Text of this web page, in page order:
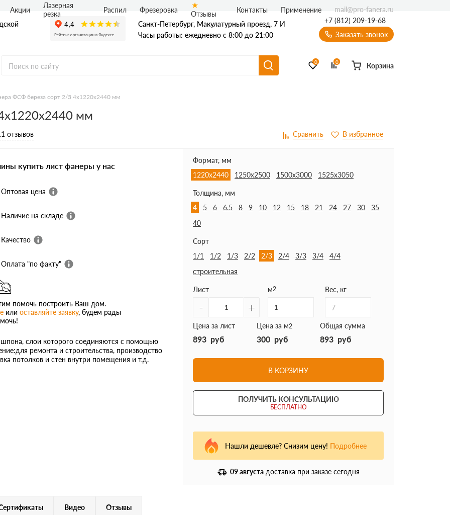
Санкт-Петербург, Макулатурный проезд, 7 И
Часы работы: ежедневно с 8:00 до 21:00
+7 (812) 209-19-68
Заказать звонок
фанера
фанера
0 0 Корзина
Акции
Лазерная
резка
Распил Фрезеровка Отзывы Контакты Применение mail@pro-fanera.ru
ФСФ береза сорт 2/3 4х1220х2440 мм
мм
отзывов
купить лист фанеры у нас
Оптовая цена
Наличие на складе
Качество
Оплата "по факту"
помочь построить Ваш дом.
или оставляйте заявку, будем рады
слои которого соединяются с помощью
ремонта и строительства, производство
потолков и стен внутри помещения и т.д.
Формат, мм
1220х2440
1250х2500 1500х3000 1525х3050
Толщина, мм
4
5 6 6.5 8 9 10 12 15 18 21 24 27 30
35
40
Сорт
1/1
1/2 1/3 2/2 2/3 2/4 3/3 3/4
4/4
строительная
Лист
- +
м2 Вес, кг
7
Цена за лист
893 руб
Цена за м2
300 руб
Общая сумма
893 руб
В КОРЗИНУ
ПОЛУЧИТЬ КОНСУЛЬТАЦИЮ
БЕСПЛАТНО
Нашли дешевле? Снизим цену! Подробнее
09 августа доставка при заказе сегодня
Видео Отзывы